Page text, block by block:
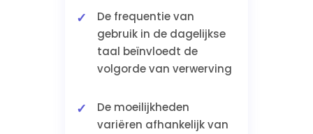
De frequentie van
gebruik in de dagelijkse
taal beïnvloedt de
volgorde van verwerving
De moeilijkheden
variëren afhankelijk van